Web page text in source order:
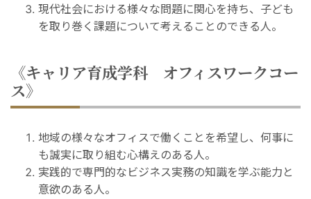
現代社会における様々な問題に関心を持ち、子ども
を取り巻く課題について考えることのできる人。
《キャリア育成学科 オフィスワークコー
ス》
地域の様々なオフィスで働くことを希望し、何事に
も誠実に取り組む心構えのある人。
実践的で専門的なビジネス実務の知識を学ぶ能力と
意欲のある人。